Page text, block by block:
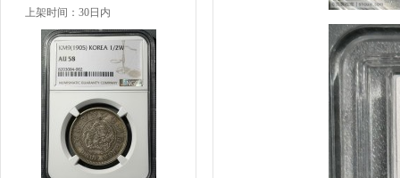
上架时间：30日内